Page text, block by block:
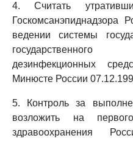
4. Считать
ведении системы
дезинфекционных
Минюсте России
5. Контроль за
возложить на
здравоохранения